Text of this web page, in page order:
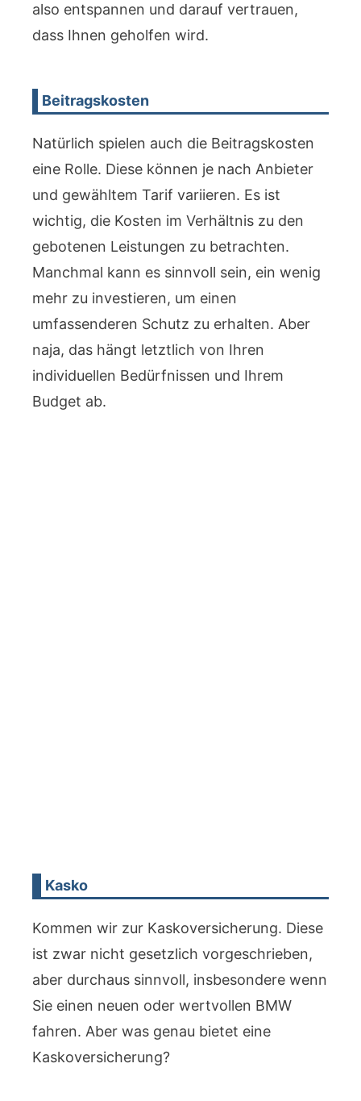
also entspannen und darauf vertrauen,
dass Ihnen geholfen wird.
Beitragskosten
Natürlich spielen auch die Beitragskosten
eine Rolle. Diese können je nach Anbieter
und gewähltem Tarif variieren. Es ist
wichtig, die Kosten im Verhältnis zu den
gebotenen Leistungen zu betrachten.
Manchmal kann es sinnvoll sein, ein wenig
mehr zu investieren, um einen
umfassenderen Schutz zu erhalten. Aber
naja, das hängt letztlich von Ihren
individuellen Bedürfnissen und Ihrem
Budget ab.
Kasko
Kommen wir zur Kaskoversicherung. Diese
ist zwar nicht gesetzlich vorgeschrieben,
aber durchaus sinnvoll, insbesondere wenn
Sie einen neuen oder wertvollen BMW
fahren. Aber was genau bietet eine
Kaskoversicherung?